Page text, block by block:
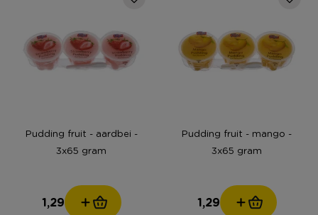
Pudding fruit - aardbei -
3x65 gram
1,29
Pudding fruit - mango -
3x65 gram
1,29